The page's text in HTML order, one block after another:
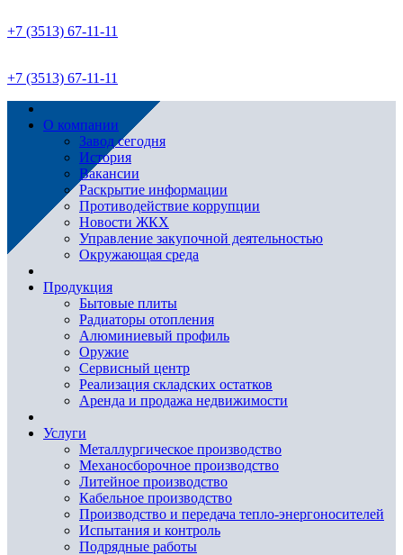
+7 (3513) 67-11-11
+7 (3513) 67-11-11
О компании
Завод сегодня
История
Вакансии
Раскрытие информации
Противодействие коррупции
Новости ЖКХ
Управление закупочной деятельностью
Окружающая среда
Продукция
Бытовые плиты
Радиаторы отопления
Алюминиевый профиль
Оружие
Сервисный центр
Реализация складских остатков
Аренда и продажа недвижимости
Услуги
Металлургическое производство
Механосборочное производство
Литейное производство
Кабельное производство
Производство и передача тепло-энергоносителей
Испытания и контроль
Подрядные работы